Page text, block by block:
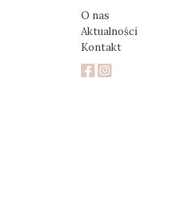
O nas
Aktualności
Kontakt